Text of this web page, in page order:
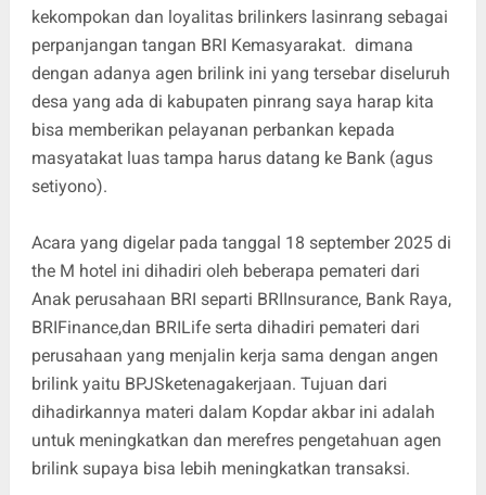
kekompokan dan loyalitas brilinkers lasinrang sebagai
perpanjangan tangan BRI Kemasyarakat. dimana
dengan adanya agen brilink ini yang tersebar diseluruh
desa yang ada di kabupaten pinrang saya harap kita
bisa memberikan pelayanan perbankan kepada
masyatakat luas tampa harus datang ke Bank (agus
setiyono).
Acara yang digelar pada tanggal 18 september 2025 di
the M hotel ini dihadiri oleh beberapa pemateri dari
Anak perusahaan BRI separti BRIInsurance, Bank Raya,
BRIFinance,dan BRILife serta dihadiri pemateri dari
perusahaan yang menjalin kerja sama dengan angen
brilink yaitu BPJSketenagakerjaan. Tujuan dari
dihadirkannya materi dalam Kopdar akbar ini adalah
untuk meningkatkan dan merefres pengetahuan agen
brilink supaya bisa lebih meningkatkan transaksi.